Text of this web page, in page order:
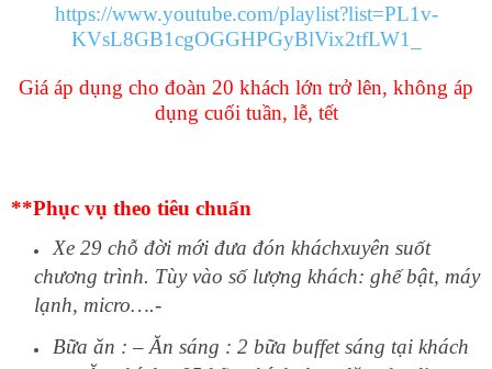
https://www.youtube.com/playlist?list=PL1v-
KVsL8GB1cgOGGHPGyBlVix2tfLW1_
Giá áp dụng cho đoàn 20 khách lớn trở lên, không áp
dụng cuối tuần, lễ, tết
**Phục vụ theo tiêu chuẩn
Xe 29 chỗ đời mới đưa đón kháchxuyên suốt
chương trình. Tùy vào số lượng khách: ghế bật, máy
lạnh, micro….-
Bữa ăn : – Ăn sáng : 2 bữa buffet sáng tại khách